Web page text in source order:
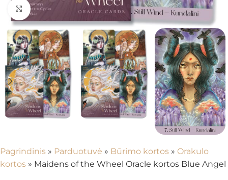
Spustelėkite, kad padidintumėte
Pagrindinis » Parduotuvė » Būrimo kortos » Orakulo
kortos » Maidens of the Wheel Oracle kortos Blue Angel